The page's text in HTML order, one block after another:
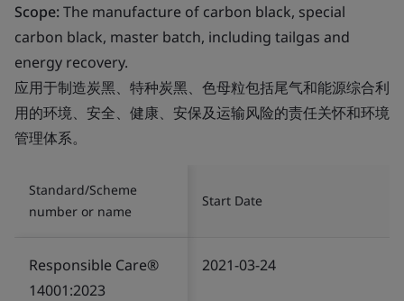
Scope:The manufacture of carbon black, special
carbon black, master batch, including tailgas and
energy recovery.
应用于制造炭黑、特种炭黑、色母粒包括尾气和能源综合利
用的环境、安全、健康、安保及运输风险的责任关怀和环境
管理体系。
Standard/Scheme
number or name
Start Date
Responsible Care®
14001:2023
2021-03-24